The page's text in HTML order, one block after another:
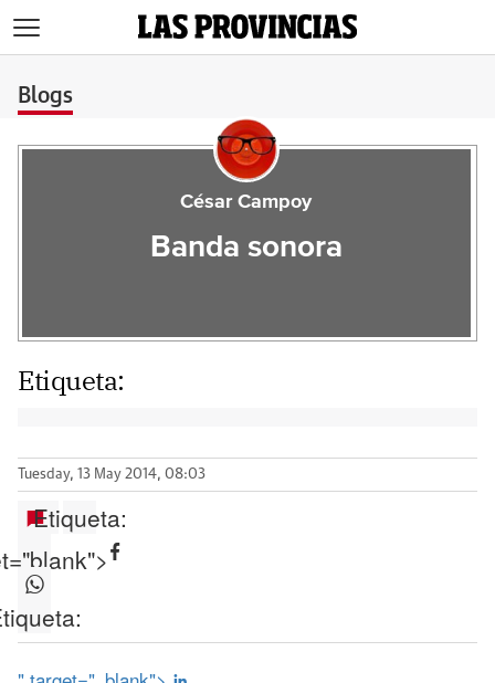
Blogs
César Campoy
Banda sonora
Etiqueta:
Tuesday, 13 May 2014, 08:03
Etiqueta: